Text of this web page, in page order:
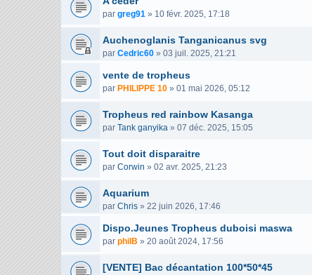
par greg91 » 10 févr. 2025, 17:18
Auchenoglanis Tanganicanus svg
par Cedric60 » 03 juil. 2025, 21:21
vente de tropheus
par PHILIPPE 10 » 01 mai 2026, 05:12
Tropheus red rainbow Kasanga
par Tank ganyika » 07 déc. 2025, 15:05
Tout doit disparaitre
par Corwin » 02 avr. 2025, 21:23
Aquarium
par Chris » 22 juin 2026, 17:46
Dispo.Jeunes Tropheus duboisi maswa
par philB » 20 août 2024, 17:56
[VENTE] Bac décantation 100*50*45